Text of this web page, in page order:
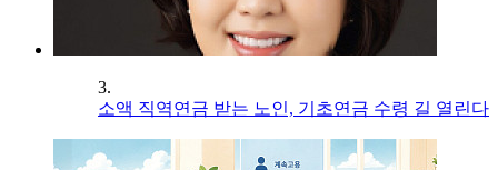
3.
소액 직역연금 받는 노인, 기초연금 수령 길 열린다